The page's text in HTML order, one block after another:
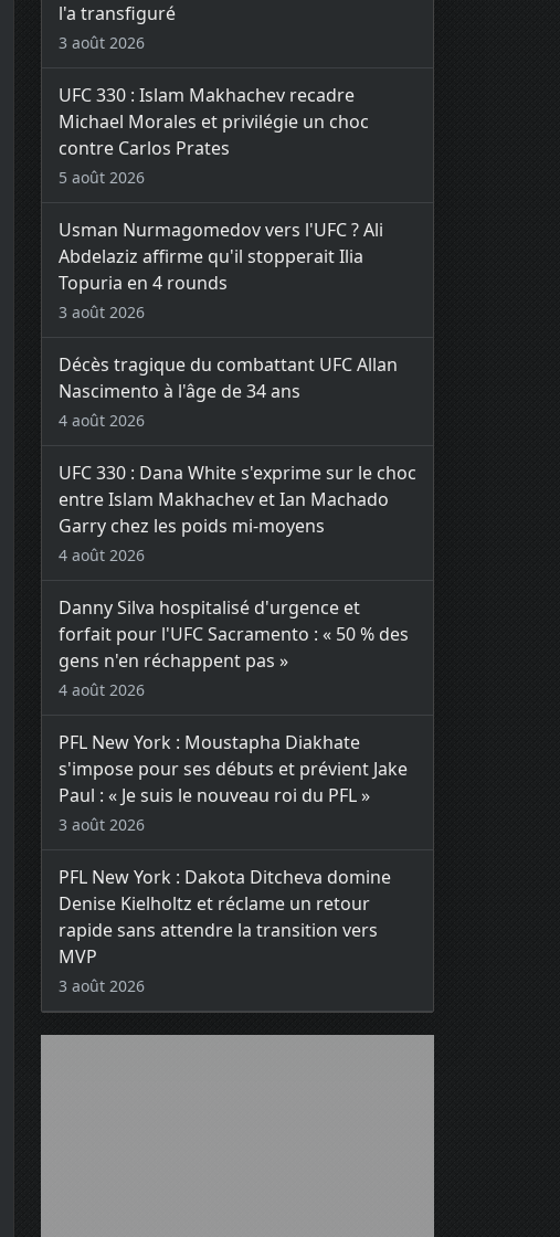
l'a transfiguré
3 août 2026
UFC 330 : Islam Makhachev recadre
Michael Morales et privilégie un choc
contre Carlos Prates
5 août 2026
Usman Nurmagomedov vers l'UFC ? Ali
Abdelaziz affirme qu'il stopperait Ilia
Topuria en 4 rounds
3 août 2026
Décès tragique du combattant UFC Allan
Nascimento à l'âge de 34 ans
4 août 2026
UFC 330 : Dana White s'exprime sur le choc
entre Islam Makhachev et Ian Machado
Garry chez les poids mi-moyens
4 août 2026
Danny Silva hospitalisé d'urgence et
forfait pour l'UFC Sacramento : « 50 % des
gens n'en réchappent pas »
4 août 2026
PFL New York : Moustapha Diakhate
s'impose pour ses débuts et prévient Jake
Paul : « Je suis le nouveau roi du PFL »
3 août 2026
PFL New York : Dakota Ditcheva domine
Denise Kielholtz et réclame un retour
rapide sans attendre la transition vers
MVP
3 août 2026